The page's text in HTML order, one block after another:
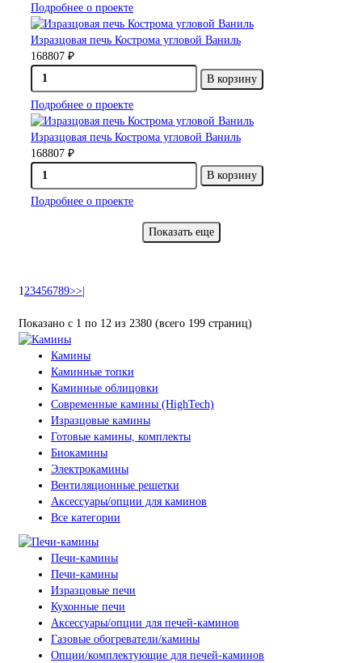
Подробнее о проекте
Изразцовая печь Кострома угловой Ваниль
168807 ₽
В корзину
Подробнее о проекте
Изразцовая печь Кострома угловой Ваниль
168807 ₽
В корзину
Подробнее о проекте
Показать еще
123456789>>|
Показано с 1 по 12 из 2380 (всего 199 страниц)
Камины
Каминные топки
Каминные облицовки
Современные камины (HighTech)
Изразцовые камины
Готовые камины, комплекты
Биокамины
Электрокамины
Вентиляционные решетки
Аксессуары/опции для каминов
Все категории
Печи-камины
Печи-камины
Изразцовые печи
Кухонные печи
Аксессуары/опции для печей-каминов
Газовые обогреватели/камины
Опции/комплектующие для печей-каминов